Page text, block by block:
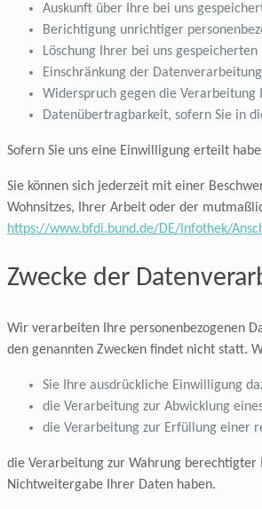
Auskunft über Ihre bei uns
Berichtigung unrichtiger
Löschung Ihrer bei uns gespeicherten
Einschränkung der
Widerspruch gegen die Verarbeitung
Datenübertragbarkeit, sofern Sie in
Sofern Sie uns eine Einwilligung erteilt
Sie können sich jederzeit mit einer
Wohnsitzes, Ihrer Arbeit oder der
https://www.bfdi.bund.de/DE/Infothek/
Zwecke der
Wir verarbeiten Ihre personenbezogenen
den genannten Zwecken findet nicht statt.
Sie Ihre ausdrückliche Einwilligung
die Verarbeitung zur Abwicklung
die Verarbeitung zur Erfüllung einer
die Verarbeitung zur Wahrung berechtigter
Nichtweitergabe Ihrer Daten haben.